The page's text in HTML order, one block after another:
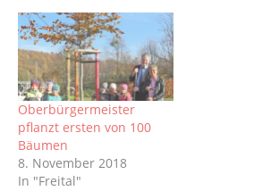
Oberbürgermeister
pflanzt ersten von 100
Bäumen
8. November 2018
In "Freital"